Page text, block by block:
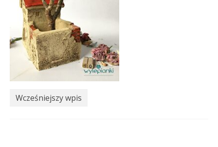
Wcześniejszy wpis